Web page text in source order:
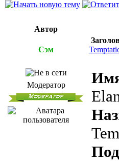
Автор
Сэм
Модератор